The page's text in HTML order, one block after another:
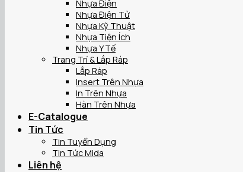
Nhựa Điện
Nhựa Điện Tử
Nhựa Kỹ Thuật
Nhựa Tiện Ích
Nhựa Y Tế
Trang Trí & Lắp Ráp
Lắp Ráp
Insert Trên Nhựa
In Trên Nhựa
Hàn Trên Nhựa
E-Catalogue
Tin Tức
Tin Tuyển Dụng
Tin Tức Mida
Liên hệ